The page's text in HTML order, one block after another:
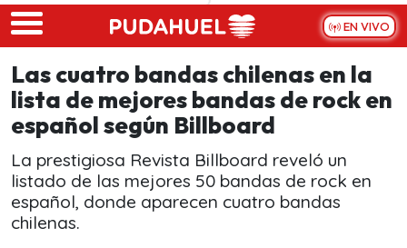
Skip to main content
EN VIVO
Las cuatro bandas chilenas en la
lista de mejores bandas de rock en
español según Billboard
La prestigiosa Revista Billboard reveló un
listado de las mejores 50 bandas de rock en
español, donde aparecen cuatro bandas
chilenas.